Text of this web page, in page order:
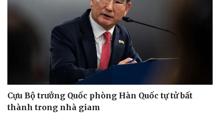
Thể thao
Bóng đá
Lịch thi đấu bóng đá
Thế giới thể thao
Ô tô - Xe máy
Ô tô
Xe máy
Tư vấn
Cựu Bộ trưởng Quốc phòng Hàn Quốc tự tử bất
thành trong nhà giam